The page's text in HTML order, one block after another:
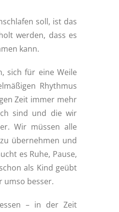
soll, ist das
werden, dass es
kann.
sich für eine Weile
Rhythmus
Zeit immer mehr
sind und die wir
Wir müssen alle
übernehmen und
es Ruhe, Pause,
als Kind geübt
umso besser.
– in der Zeit